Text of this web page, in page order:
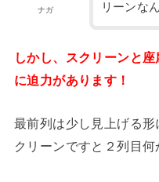
ナガ
リーンな
しかし、スクリーンと
に迫力があります！
最前列は少し見上げる
クリーンですと２列目何